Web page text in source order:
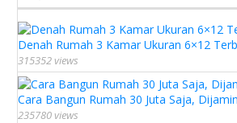
Denah Rumah 3 Kamar Ukuran 6×12
315352 views
Cara Bangun Rumah 30 Juta Saja,
235780 views